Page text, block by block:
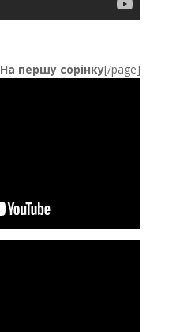
На першу сорінку[/page]